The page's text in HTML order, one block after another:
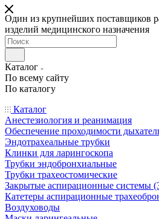
Один из крупнейших поставщиков
изделий медицинского назначения
Каталог
По всему сайту
По каталогу
Каталог
Анестезиология и реанимация
Обеспечение проходимости
Эндотрахеальные трубки
Клинки для ларингоскопа
Трубки эндобронхиальные
Трубки трахеостомические
Закрытые аспирационные системы
Катетеры аспирационные
Воздуховоды